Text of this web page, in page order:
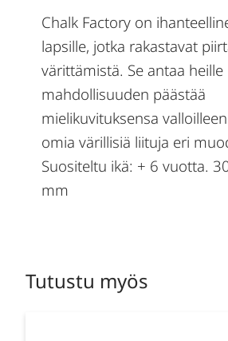
Chalk Factory on
lapsille, jotka rakastavat
värittämistä. Se antaa heille
mahdollisuuden päästää
mielikuvituksensa
omia värillisiä liituja eri
Suositeltu ikä: + 6 vuotta.
mm
Tutustu myös